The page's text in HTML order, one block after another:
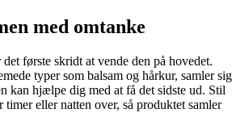
med omtanke
første skridt at vende den på hovedet.
typer som balsam og hårkur, samler sig
kan hjælpe dig med at få det sidste ud. Stil
timer eller natten over, så produktet samler